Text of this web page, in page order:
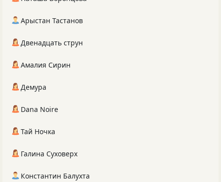
Арыстан Тастанов
Двенадцать струн
Амалия Сирин
Демура
Dana Noire
Тай Ночка
Галина Суховерх
Константин Балухта